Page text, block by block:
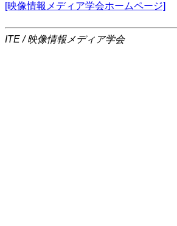
[映像情報メディア学会ホームページ]
ITE / 映像情報メディア学会